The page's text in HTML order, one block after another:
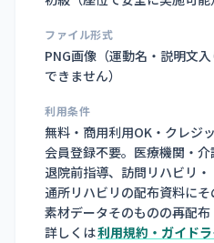
ファイル形式
PNG画像（運動名・説明文
できません）
利用条件
無料・商用利用OK・クレジ
会員登録不要。医療機関・介
退院前指導、訪問リハビリ・
通所リハビリの配布資料にそ
素材データそのものの再配布
詳しくは利用規約・ガイド